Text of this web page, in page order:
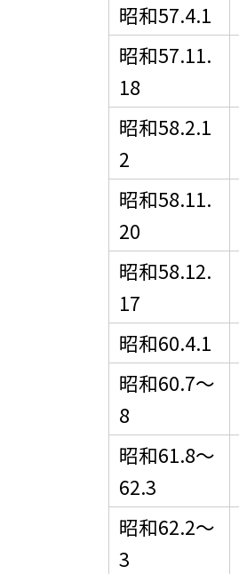
昭和57.4.1
昭和57.11.
18
昭和58.2.1
2
昭和58.11.
20
昭和58.12.
17
昭和60.4.1
昭和60.7〜
8
昭和61.8〜
62.3
昭和62.2〜
3